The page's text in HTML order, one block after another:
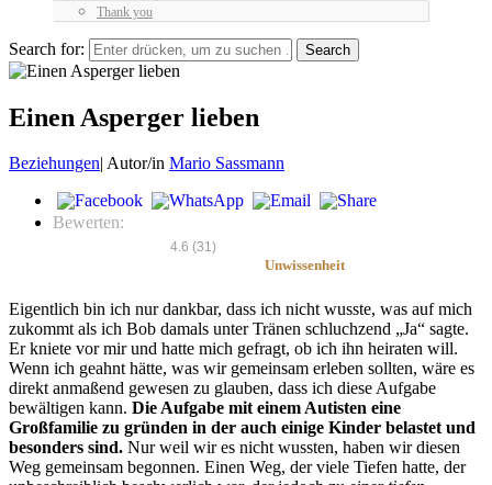
Thank you
Search for:
Einen Asperger lieben
Beziehungen| Autor/in Mario Sassmann
Bewerten:
4.6 (31)
Unwissenheit
Eigentlich bin ich nur dankbar, dass ich nicht wusste, was auf mich
zukommt als ich Bob damals unter Tränen schluchzend „Ja“ sagte.
Er kniete vor mir und hatte mich gefragt, ob ich ihn heiraten will.
Wenn ich geahnt hätte, was wir gemeinsam erleben sollten, wäre es
direkt anmaßend gewesen zu glauben, dass ich diese Aufgabe
bewältigen kann. Die Aufgabe mit einem Autisten eine
Großfamilie zu gründen in der auch einige Kinder belastet und
besonders sind. Nur weil wir es nicht wussten, haben wir diesen
Weg gemeinsam begonnen. Einen Weg, der viele Tiefen hatte, der